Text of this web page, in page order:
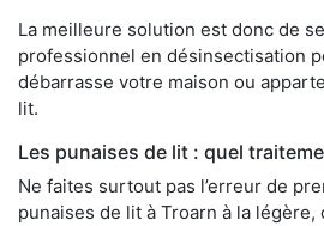
La meilleure solution est donc de
professionnel en désinsectisation
débarrasse votre maison ou
lit.
Les punaises de lit : quel
Ne faites surtout pas l’erreur de
punaises de lit à Troarn à la